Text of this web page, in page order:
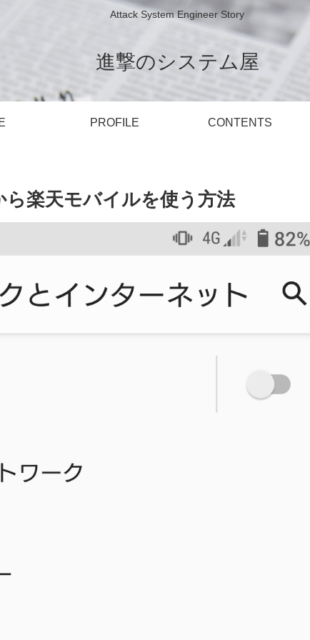
Attack System Engineer Story
進撃のシステム屋
PROFILE CONTENTS
楽天モバイルを使う方法